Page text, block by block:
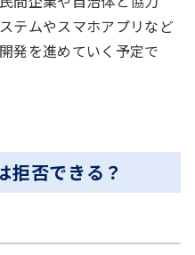
テムやスマホアプリなど
発を進めていく予定で
拒否できる？